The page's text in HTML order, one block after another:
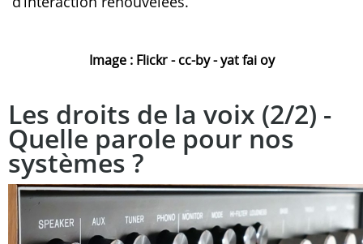
Image : Flickr - cc-by - yat fai oy
Les droits de la voix (2/2) -
Quelle parole pour nos
systèmes ?